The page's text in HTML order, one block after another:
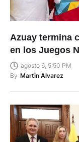
Azuay termina
en los Juegos
agosto 6, 5:50 PM
By Martin Alvarez